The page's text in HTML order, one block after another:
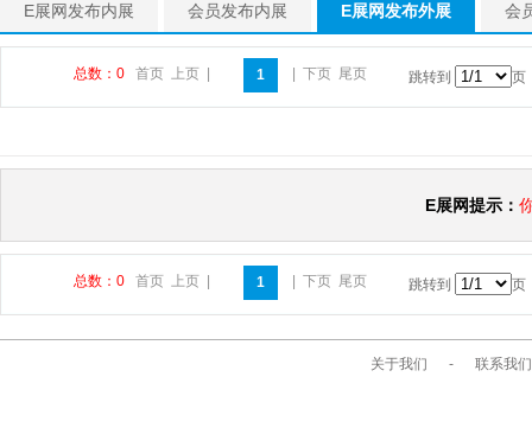
E展网发布内展 会员发布内展 E展网发布外展 会
总数：0 首页 上页 1 下页 尾页 跳转到 页
E展网提示：
总数：0 首页 上页 1 下页 尾页 跳转到 页
关于我们 - 联系我们